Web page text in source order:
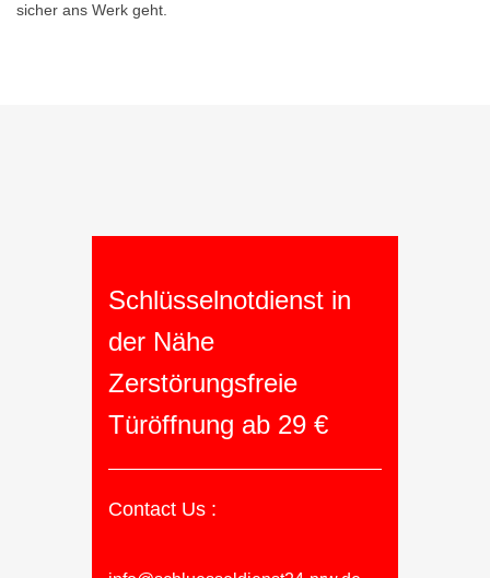
sicher ans Werk geht.
Schlüsselnotdienst in
der Nähe
Zerstörungsfreie
Türöffnung ab 29 €
Contact Us :